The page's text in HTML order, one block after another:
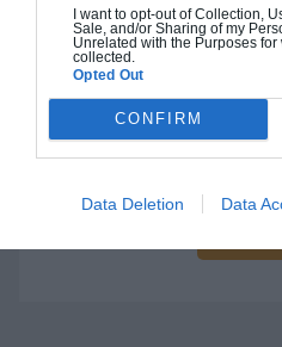
I want to opt-out of Collection,
Sale, and/or Sharing of my
Unrelated with the Purposes for
collected.
Opted Out
CONFIRM
Data Deletion Data
(RT 2020). Finitions haut
en main" inclut le
oeuvre (cuisine,
piscine,
À
288